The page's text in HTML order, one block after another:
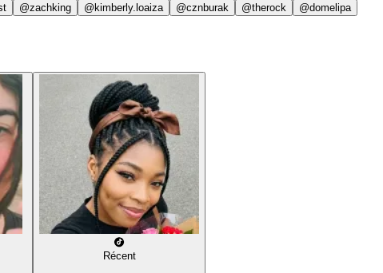
@zachking @kimberly.loaiza @cznburak @therock @domelipa
Récent